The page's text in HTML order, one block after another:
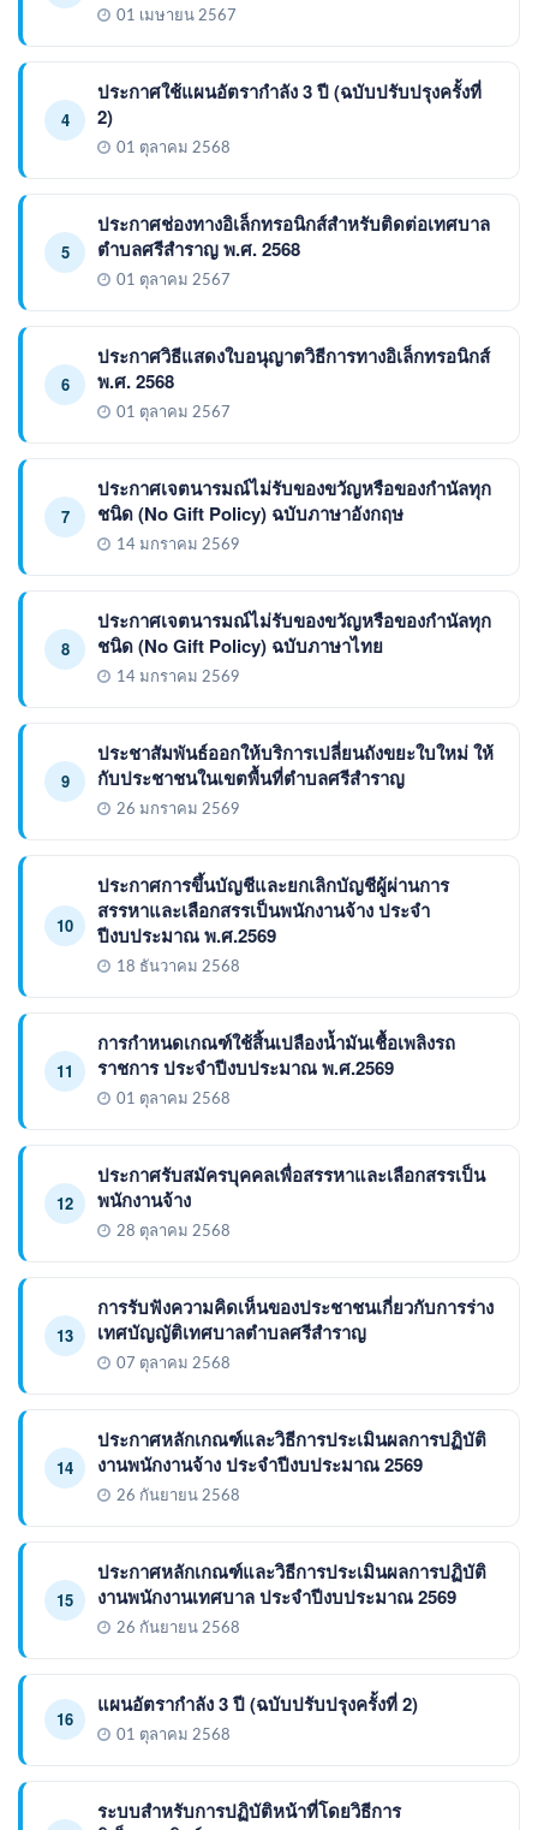
01 เมษายน 2567
4
ประกาศใช้แผนอัตรากำลัง 3 ปี (ฉบับปรับปรุงครั้งที่
2)
01 ตุลาคม 2568
5
ประกาศช่องทางอิเล็กทรอนิกส์สำหรับติดต่อเทศบาล
ตำบลศรีสำราญ พ.ศ. 2568
01 ตุลาคม 2567
6
ประกาศวิธีแสดงใบอนุญาตวิธีการทางอิเล็กทรอนิกส์
พ.ศ. 2568
01 ตุลาคม 2567
7
ประกาศเจตนารมณ์ไม่รับของขวัญหรือของกำนัลทุก
ชนิด (No Gift Policy) ฉบับภาษาอังกฤษ
14 มกราคม 2569
8
ประกาศเจตนารมณ์ไม่รับของขวัญหรือของกำนัลทุก
ชนิด (No Gift Policy) ฉบับภาษาไทย
14 มกราคม 2569
9
ประชาสัมพันธ์ออกให้บริการเปลี่ยนถังขยะใบใหม่ ให้
กับประชาชนในเขตพื้นที่ตำบลศรีสำราญ
26 มกราคม 2569
10
ประกาศการขึ้นบัญชีและยกเลิกบัญชีผู้ผ่านการ
สรรหาและเลือกสรรเป็นพนักงานจ้าง ประจำ
ปีงบประมาณ พ.ศ.2569
18 ธันวาคม 2568
11
การกำหนดเกณฑ์ใช้สิ้นเปลืองน้ำมันเชื้อเพลิงรถ
ราชการ ประจำปีงบประมาณ พ.ศ.2569
01 ตุลาคม 2568
12
ประกาศรับสมัครบุคคลเพื่อสรรหาและเลือกสรรเป็น
พนักงานจ้าง
28 ตุลาคม 2568
13
การรับฟังความคิดเห็นของประชาชนเกี่ยวกับการร่าง
เทศบัญญัติเทศบาลตำบลศรีสำราญ
07 ตุลาคม 2568
14
ประกาศหลักเกณฑ์และวิธีการประเมินผลการปฏิบัติ
งานพนักงานจ้าง ประจำปีงบประมาณ 2569
26 กันยายน 2568
15
ประกาศหลักเกณฑ์และวิธีการประเมินผลการปฏิบัติ
งานพนักงานเทศบาล ประจำปีงบประมาณ 2569
26 กันยายน 2568
16
แผนอัตรากำลัง 3 ปี (ฉบับปรับปรุงครั้งที่ 2)
01 ตุลาคม 2568
ระบบสำหรับการปฏิบัติหน้าที่โดยวิธีการ